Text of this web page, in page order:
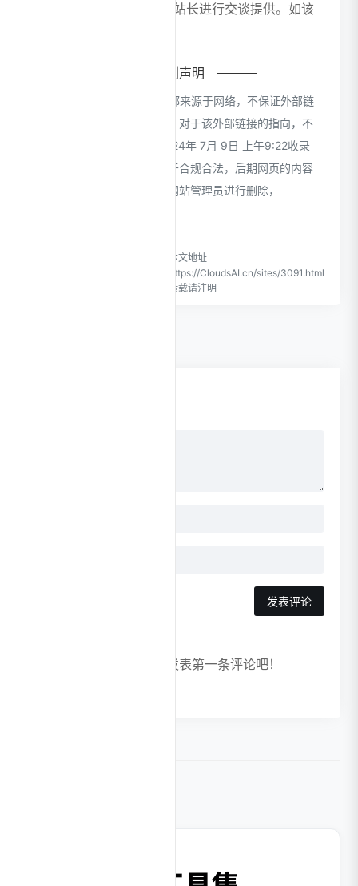
的数据则需要找堆友AI的站长进行交谈提供。如该
特别声明
本站CloudsAI提供的堆友AI都来源于网络，不保证外部链
接的准确性和完整性，同时，对于该外部链接的指向，不
由CloudsAI实际控制，在2024年 7月 9日 上午9:22收录
时，该网页上的内容，都属于合规合法，后期网页的内容
如出现违规，可以直接联系网站管理员进行删除，
本文地址
https://CloudsAI.cn/sites/3091.html
转载请注明
发表评论
暂无评论，快来发表第一条评论吧！